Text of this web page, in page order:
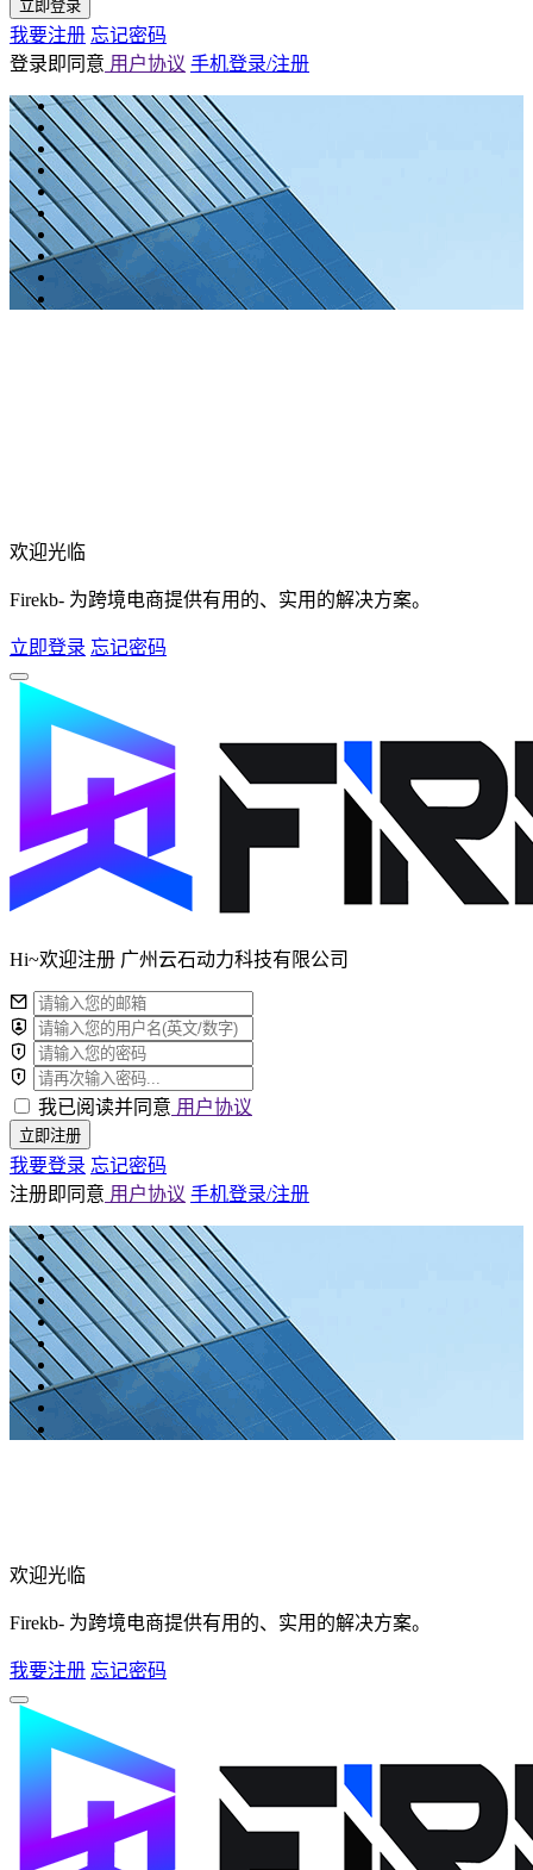
立即登录
我要注册 忘记密码
登录即同意 用户协议 手机登录/注册
欢迎光临
Firekb- 为跨境电商提供有用的、实用的解决方案。
立即登录 忘记密码
Hi~欢迎注册 广州云石动力科技有限公司
我已阅读并同意 用户协议
立即注册
我要登录 忘记密码
注册即同意 用户协议 手机登录/注册
欢迎光临
Firekb- 为跨境电商提供有用的、实用的解决方案。
我要注册 忘记密码